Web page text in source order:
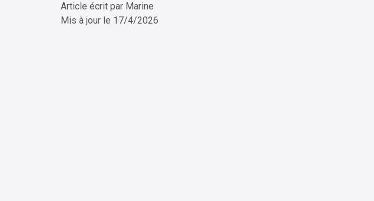
Article écrit par Marine
Mis à jour le 17/4/2026